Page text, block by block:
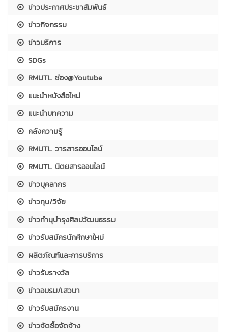
ข่าวประกาศประชาสัมพันธ์
ข่าวกิจกรรม
ข่าวบริการ
SDGs
RMUTL ช่อง@Youtube
แนะนำหนังสือใหม่
แนะนำบทความ
คลังความรู้
RMUTL วารสารออนไลน์
RMUTL นิตยสารออนไลน์
ข่าวบุคลากร
ข่าวทุน/วิจัย
ข่าวทำนุบำรุงศิลปวัฒนธรรม
ข่าวรับสมัครนักศึกษาใหม่
ผลิตภัณฑ์และการบริการ
ข่าวรับรางวัล
ข่าวอบรม/เสวนา
ข่าวรับสมัครงาน
ข่าวจัดซื้อจัดจ้าง